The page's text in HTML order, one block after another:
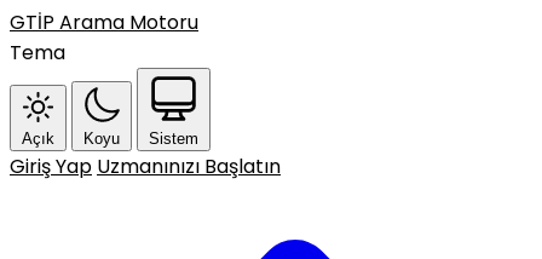
GTİP Arama Motoru
Tema
Açık Koyu Sistem
Giriş Yap Uzmanınızı Başlatın